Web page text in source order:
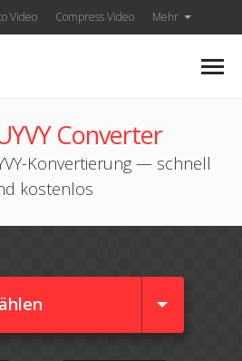
Video Compress Video Mehr
Converter
Konvertierung — schnell
kostenlos